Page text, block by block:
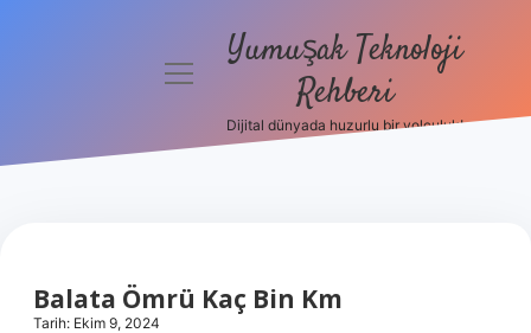
Yasal Uyarı
menüyüYumuşak Teknoloji
Rehberi
Dijital dünyada huzurlu bir yolculuk!
Balata Ömrü Kaç Bin Km
Tarih: Ekim 9, 2024